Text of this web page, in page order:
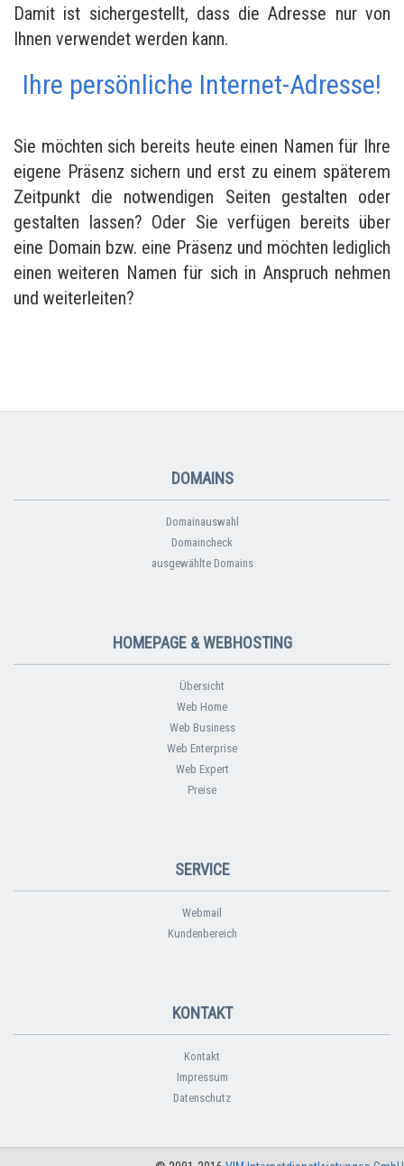
Damit ist sichergestellt, dass die Adresse nur von
Ihnen verwendet werden kann.
Ihre persönliche Internet-Adresse!
Sie möchten sich bereits heute einen Namen für Ihre
eigene Präsenz sichern und erst zu einem späterem
Zeitpunkt die notwendigen Seiten gestalten oder
gestalten lassen? Oder Sie verfügen bereits über
eine Domain bzw. eine Präsenz und möchten lediglich
einen weiteren Namen für sich in Anspruch nehmen
und weiterleiten?
DOMAINS
Domainauswahl
Domaincheck
ausgewählte Domains
HOMEPAGE & WEBHOSTING
Übersicht
Web Home
Web Business
Web Enterprise
Web Expert
Preise
SERVICE
Webmail
Kundenbereich
KONTAKT
Kontakt
Impressum
Datenschutz